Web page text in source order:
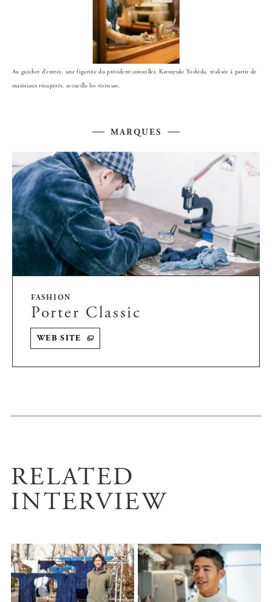
Au guichet d’entrée, une figurine du président-conseiller, Katsuyuki Yoshida, réalisée à partir de
matériaux récupérés, accueille les visiteurs.
MARQUES
FASHION
Porter Classic
WEB SITE
RELATED
INTERVIEW